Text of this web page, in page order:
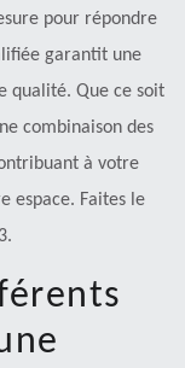
pour répondre
garantit une
qualité. Que ce soit
combinaison des
à votre
espace. Faites le